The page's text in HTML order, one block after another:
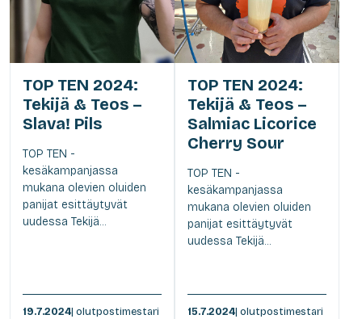
TOP TEN 2024:
Tekijä & Teos –
Slava! Pils
TOP TEN -
kesäkampanjassa
mukana olevien oluiden
panijat esittäytyvät
uudessa Tekijä...
19.7.2024| olutpostimestari
TOP TEN 2024:
Tekijä & Teos –
Salmiac Licorice
Cherry Sour
TOP TEN -
kesäkampanjassa
mukana olevien oluiden
panijat esittäytyvät
uudessa Tekijä...
15.7.2024| olutpostimestari